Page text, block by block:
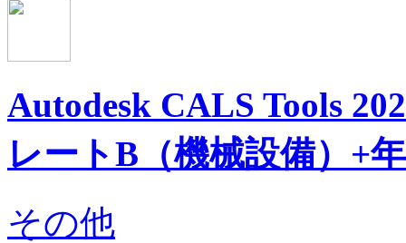
Autodesk CALS Tools
レートB（機械設備）+
その他